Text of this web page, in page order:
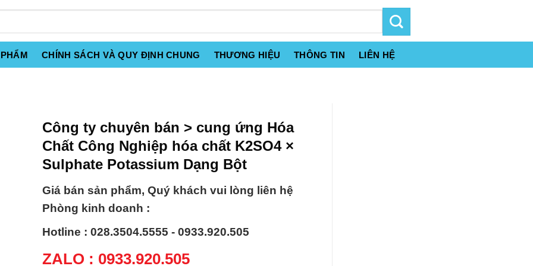
CHÍNH SÁCH VÀ QUY ĐỊNH CHUNG THƯƠNG HIỆU THÔNG TIN LIÊN HỆ
Công ty chuyên bán > cung ứng Hóa
Chất Công Nghiệp hóa chất K2SO4 ×
Sulphate Potassium Dạng Bột
Giá bán sản phẩm, Quý khách vui lòng liên hệ
Phòng kinh doanh :
Hotline : 028.3504.5555 - 0933.920.505
ZALO : 0933.920.505